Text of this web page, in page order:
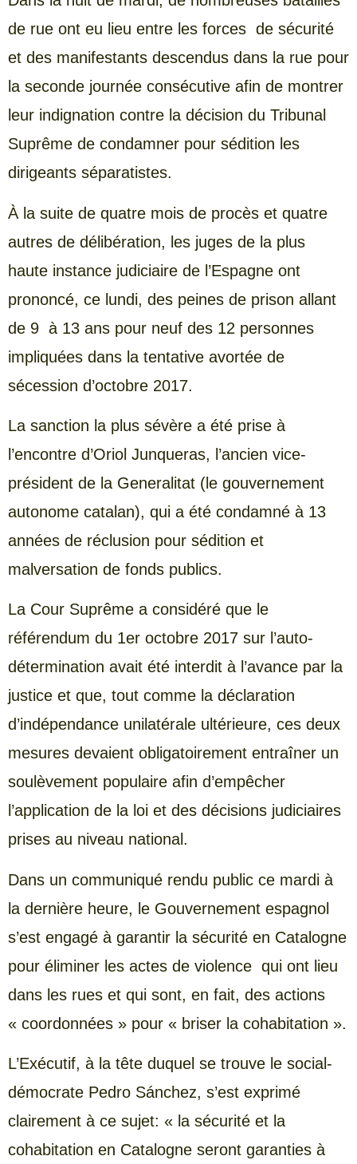
de rue ont eu lieu entre les forces de sécurité
et des manifestants descendus dans la rue pour
la seconde journée consécutive afin de montrer
leur indignation contre la décision du Tribunal
Suprême de condamner pour sédition les
dirigeants séparatistes.
À la suite de quatre mois de procès et quatre
autres de délibération, les juges de la plus
haute instance judiciaire de l’Espagne ont
prononcé, ce lundi, des peines de prison allant
de 9 à 13 ans pour neuf des 12 personnes
impliquées dans la tentative avortée de
sécession d’octobre 2017.
La sanction la plus sévère a été prise à
l’encontre d’Oriol Junqueras, l’ancien vice-
président de la Generalitat (le gouvernement
autonome catalan), qui a été condamné à 13
années de réclusion pour sédition et
malversation de fonds publics.
La Cour Suprême a considéré que le
référendum du 1er octobre 2017 sur l’auto-
détermination avait été interdit à l’avance par la
justice et que, tout comme la déclaration
d’indépendance unilatérale ultérieure, ces deux
mesures devaient obligatoirement entraîner un
soulèvement populaire afin d’empêcher
l’application de la loi et des décisions judiciaires
prises au niveau national.
Dans un communiqué rendu public ce mardi à
la dernière heure, le Gouvernement espagnol
s’est engagé à garantir la sécurité en Catalogne
pour éliminer les actes de violence qui ont lieu
dans les rues et qui sont, en fait, des actions
« coordonnées » pour « briser la cohabitation ».
L’Exécutif, à la tête duquel se trouve le social-
démocrate Pedro Sánchez, s’est exprimé
clairement à ce sujet: « la sécurité et la
cohabitation en Catalogne seront garanties à